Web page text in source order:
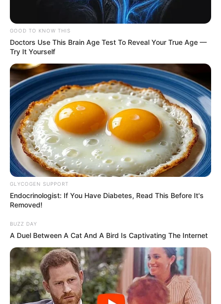
GOOD TO KNOW THIS
Doctors Use This Brain Age Test To Reveal Your True Age —
Try It Yourself
GLYCOGEN SUPPORT
Endocrinologist: If You Have Diabetes, Read This Before It's
Removed!
BUZZ DAY
A Duel Between A Cat And A Bird Is Captivating The Internet